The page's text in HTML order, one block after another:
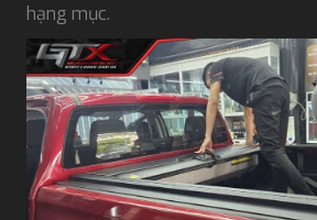
hạng mục.